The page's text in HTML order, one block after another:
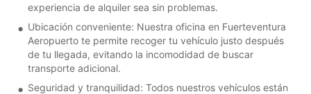
experiencia de alquiler sea sin problemas.
Ubicación conveniente: Nuestra oficina en Fuerteventura
Aeropuerto te permite recoger tu vehículo justo después
de tu llegada, evitando la incomodidad de buscar
transporte adicional.
Seguridad y tranquilidad: Todos nuestros vehículos están